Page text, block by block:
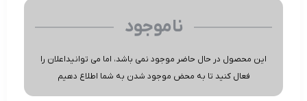
ناموجود
این محصول در حال حاضر موجود نمی باشد، اما می توانیداعلان را
فعال کنید تا به محض موجود شدن به شما اطلاع دهیم